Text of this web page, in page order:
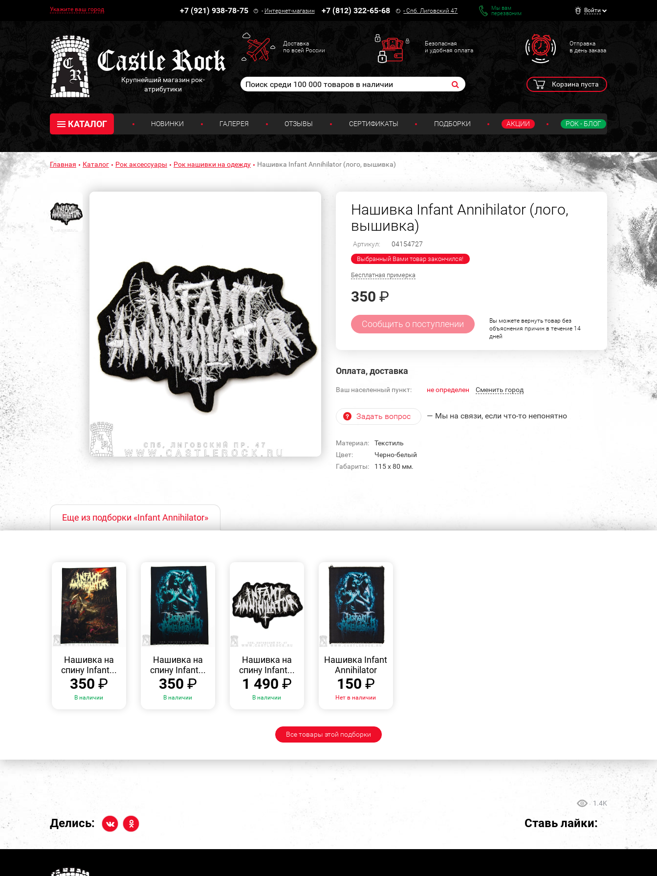
Укажите ваш город +7 (921) 938-78-75 - Интернет-магазин +7 (812) 322-65-68 -Спб. Лиговский 47
Мы вам
перезвоним
Войти
Крупнейший магазин рок-
атрибутики
Доставка
по всей России
Безопасная
и удобная оплата
Отправка
в день заказа
Корзина пуста
КАТАЛОГ НОВИНКИ ГАЛЕРЕЯ ОТЗЫВЫ СЕРТИФИКАТЫ ПОДБОРКИ АКЦИИ РОК - БЛОГ
Главная Каталог Рок аксессуары Рок нашивки на одежду Нашивка Infant Annihilator (лого, вышивка)
Нашивка Infant Annihilator (лого,
вышивка)
Артикул: 04154727
Выбранный Вами товар закончился!
Бесплатная примерка
350 ₽
Сообщить о поступлении
Вы можете вернуть товар без
объяснения причин в течение 14
дней
Оплата, доставка
Ваш населенный пункт: не определен Cменить город
Задать вопрос — Мы на связи, если что-то непонятно
Материал:
Текстиль
Цвет:
Черно-белый
Габариты:
115 х 80 мм.
Еще из подборки «Infant Annihilator»
Нашивка на
спину Infant...
350 ₽
В наличии
Нашивка на
спину Infant...
350 ₽
В наличии
Нашивка на
спину Infant...
1 490 ₽
В наличии
ПРОСМОТР
Нашивка Infant
Annihilator
150 ₽
Нет в наличии
Все товары этой подборки
1.4K
Делись: Ставь лайки: